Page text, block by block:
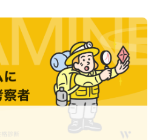
生まれるユーザ行動データを活
施策を企画・実行します。
解決に特化した「Raas」
運営まで代行する「広告運用代